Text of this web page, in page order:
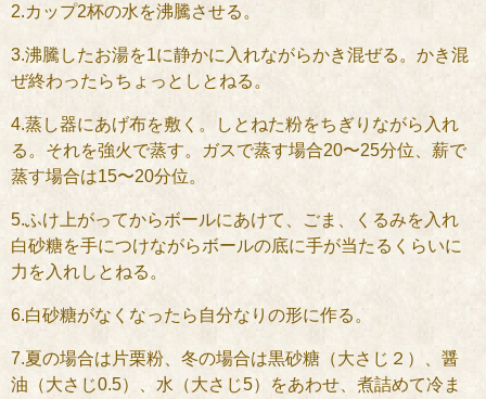
2.カップ2杯の水を沸騰させる。
3.沸騰したお湯を1に静かに入れながらかき混ぜる。かき混
ぜ終わったらちょっとしとねる。
4.蒸し器にあげ布を敷く。しとねた粉をちぎりながら入れ
る。それを強火で蒸す。ガスで蒸す場合20〜25分位、薪で
蒸す場合は15〜20分位。
5.ふけ上がってからボールにあけて、ごま、くるみを入れ
白砂糖を手につけながらボールの底に手が当たるくらいに
力を入れしとねる。
6.白砂糖がなくなったら自分なりの形に作る。
7.夏の場合は片栗粉、冬の場合は黒砂糖（大さじ２）、醤
油（大さじ0.5）、水（大さじ5）をあわせ、煮詰めて冷ま